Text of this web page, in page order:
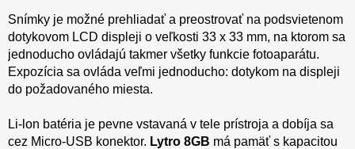
Snímky je možné prehliadať a preostrovať na podsvietenom
dotykovom LCD displeji o veľkosti 33 x 33 mm, na ktorom sa
jednoducho ovládajú takmer všetky funkcie fotoaparátu.
Expozícia sa ovláda veľmi jednoducho: dotykom na displeji
do požadovaného miesta.
Li-lon batéria je pevne vstavaná v tele prístroja a dobíja sa
cez Micro-USB konektor. Lytro 8GB má pamäť s kapacitou